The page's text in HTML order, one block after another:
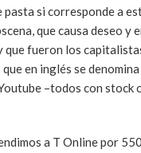
si corresponde a
que causa deseo y
que fueron los
en inglés se
–todos con
a T Online por